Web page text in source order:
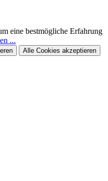
eine bestmögliche Erfahrung
...
Alle Cookies akzeptieren